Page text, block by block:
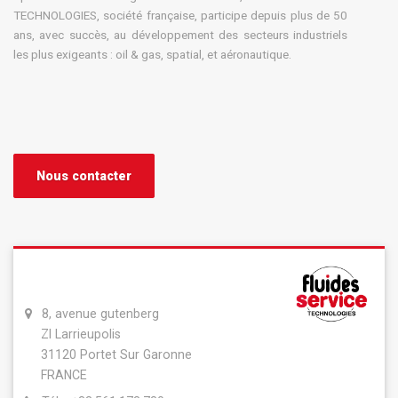
TECHNOLOGIES, société française, participe depuis plus de 50
ans, avec succès, au développement des secteurs industriels
les plus exigeants : oil & gas, spatial, et aéronautique.
Nous contacter
8, avenue gutenberg
ZI Larrieupolis
31120 Portet Sur Garonne
FRANCE